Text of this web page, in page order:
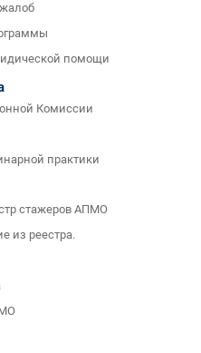
помощи
Комиссии
практики
стажеров АПМО
из реестра.